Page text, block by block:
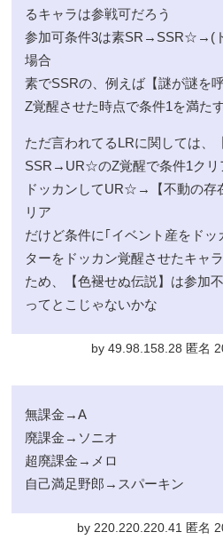
るキャラは参戦可だろう
参加可条件3は素SR→SSR☆→(
場合
素でSSRの、例えば【謎が謎を
Z覚醒させた時点で条件1を満た
ただ言われてるLRに関しては、
SSR→UR☆のZ覚醒で条件1クリ
ドッカンしてUR☆→【不動の存
リア
だけど条件に｢イベント産をドッ
ターをドッカン覚醒させたキャ
ため、【色褪せぬ伝説】は参加
ってとこじゃないかな
by 49.98.158.28 匿名
無課金→A
廃課金→ソニオ
超廃課金→メロ
自己満足野郎→スパーキン
by 220.220.220.41 匿名